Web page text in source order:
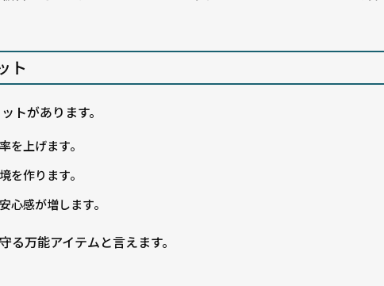
ト
トがあります。
を上げます。
を作ります。
心感が増します。
万能アイテムと言えます。